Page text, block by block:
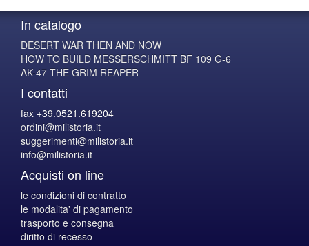
In catalogo
DESERT WAR THEN AND NOW
HOW TO BUILD MESSERSCHMITT BF 109 G-6
AK-47 THE GRIM REAPER
I contatti
fax +39.0521.619204
ordini@milistoria.it
suggerimenti@milistoria.it
info@milistoria.it
Acquisti on line
le condizioni di contratto
le modalita' di pagamento
trasporto e consegna
diritto di recesso